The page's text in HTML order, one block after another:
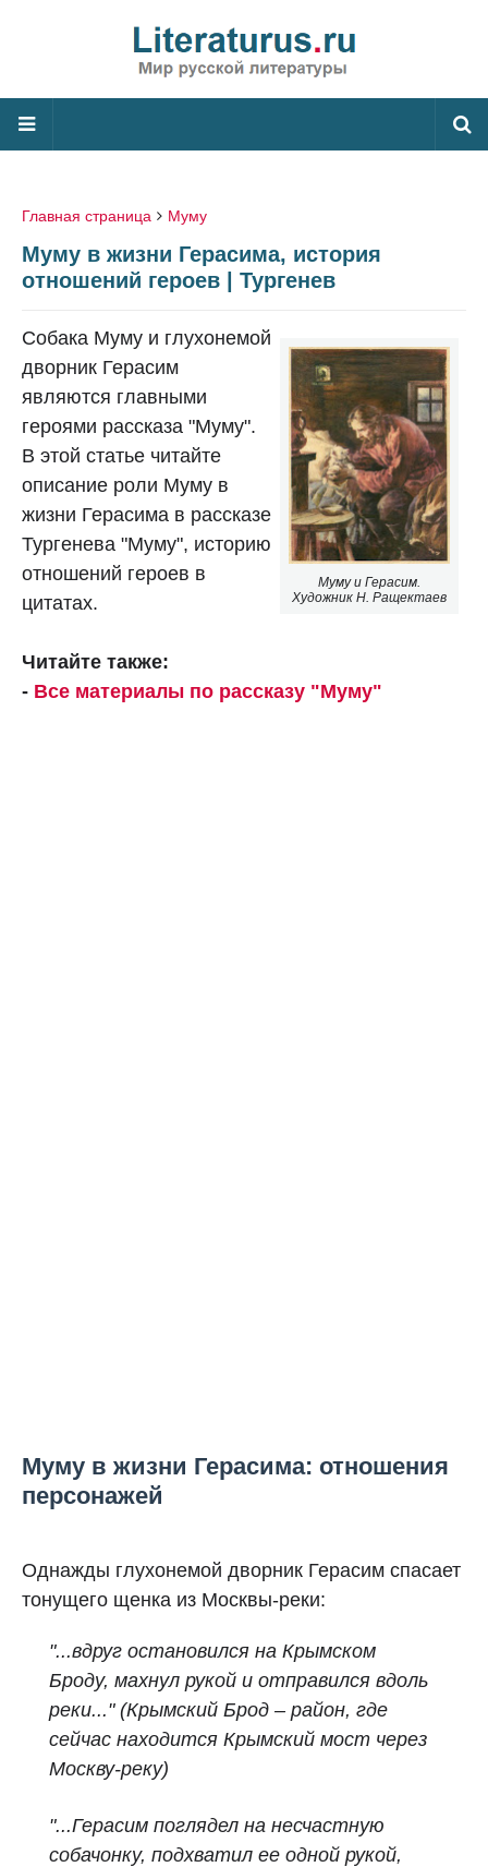
Главная страница Муму
Муму в жизни Герасима, история
отношений героев | Тургенев
Муму и Герасим.
Художник Н. Ращектаев
Собака Муму и глухонемой
дворник Герасим
являются главными
героями рассказа "Муму".
В этой статье читайте
описание роли Муму в
жизни Герасима в рассказе
Тургенева "Муму", историю
отношений героев в
цитатах.
Читайте также:
- Все материалы по рассказу "Муму"
Муму в жизни Герасима: отношения
персонажей
Однажды глухонемой дворник Герасим спасает
тонущего щенка из Москвы-реки:
"...вдруг остановился на Крымском
Броду, махнул рукой и отправился вдоль
реки..." (Крымский Брод – район, где
сейчас находится Крымский мост через
Москву-реку)
"...Герасим поглядел на несчастную
собачонку, подхватил ее одной рукой,